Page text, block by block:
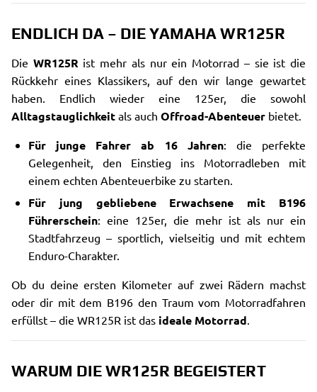
ENDLICH DA – DIE YAMAHA WR125R
Die WR125R ist mehr als nur ein Motorrad – sie ist die
Rückkehr eines Klassikers, auf den wir lange gewartet
haben. Endlich wieder eine 125er, die sowohl
Alltagstauglichkeit als auch Offroad-Abenteuer bietet.
Für junge Fahrer ab 16 Jahren: die perfekte
Gelegenheit, den Einstieg ins Motorradleben mit
einem echten Abenteuerbike zu starten.
Für jung gebliebene Erwachsene mit B196
Führerschein: eine 125er, die mehr ist als nur ein
Stadtfahrzeug – sportlich, vielseitig und mit echtem
Enduro-Charakter.
Ob du deine ersten Kilometer auf zwei Rädern machst
oder dir mit dem B196 den Traum vom Motorradfahren
erfüllst – die WR125R ist das ideale Motorrad.
WARUM DIE WR125R BEGEISTERT